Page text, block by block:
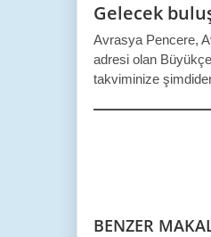
Gelecek
Avrasya Pencere,
adresi olan
takviminize
BENZER